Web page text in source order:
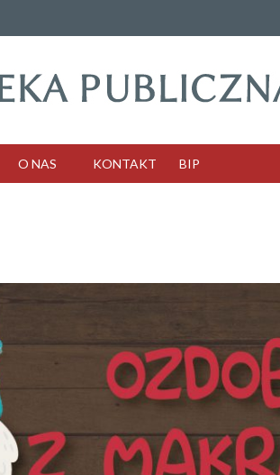
O NAS KONTAKT BIP